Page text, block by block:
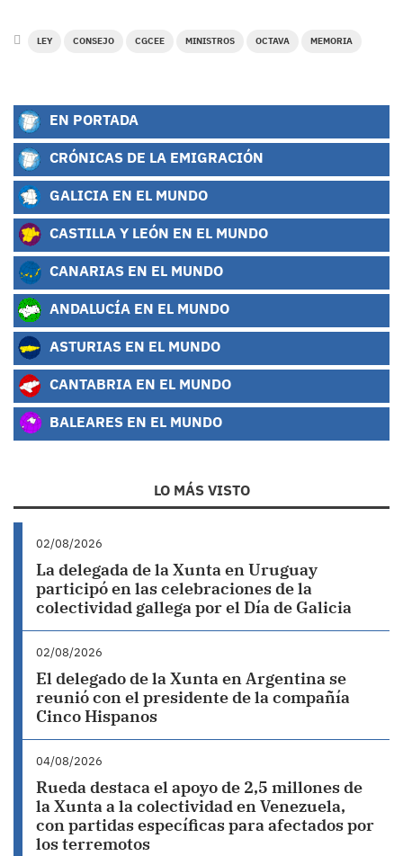
LEY CONSEJO CGCEE MINISTROS OCTAVA MEMORIA
EN PORTADA
CRÓNICAS DE LA EMIGRACIÓN
GALICIA EN EL MUNDO
CASTILLA Y LEÓN EN EL MUNDO
CANARIAS EN EL MUNDO
ANDALUCÍA EN EL MUNDO
ASTURIAS EN EL MUNDO
CANTABRIA EN EL MUNDO
BALEARES EN EL MUNDO
LO MÁS VISTO
02/08/2026
La delegada de la Xunta en Uruguay
participó en las celebraciones de la
colectividad gallega por el Día de Galicia
02/08/2026
El delegado de la Xunta en Argentina se
reunió con el presidente de la compañía
Cinco Hispanos
04/08/2026
Rueda destaca el apoyo de 2,5 millones de
la Xunta a la colectividad en Venezuela,
con partidas específicas para afectados por
los terremotos